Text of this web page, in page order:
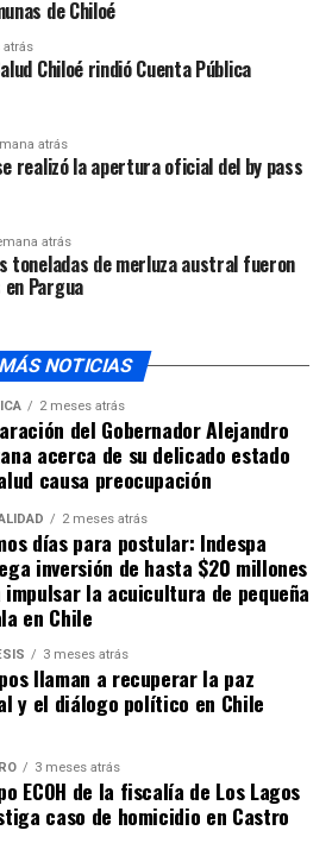
pila central incluye estudios
vientos, de riesgos, de erosión y
en accidente ocurrido en
la conectividad en sector
de Chiloé
atrás
Chiloé rindió Cuenta Pública
atrás
realizó la apertura oficial del by pass
atrás
toneladas de merluza austral fueron
Pargua
MÁS NOTICIAS
2 meses atrás
del Gobernador Alejandro
acerca de su delicado estado
causa preocupación
2 meses atrás
días para postular: Indespa
inversión de hasta $20 millones
impulsar la acuicultura de pequeña
en Chile
3 meses atrás
llaman a recuperar la paz
y el diálogo político en Chile
3 meses atrás
ECOH de la fiscalía de Los Lagos
caso de homicidio en Castro